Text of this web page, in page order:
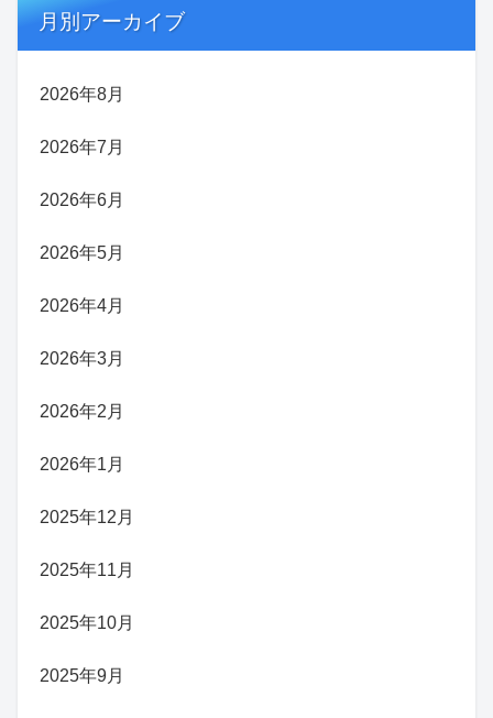
月別アーカイブ
2026年8月
2026年7月
2026年6月
2026年5月
2026年4月
2026年3月
2026年2月
2026年1月
2025年12月
2025年11月
2025年10月
2025年9月